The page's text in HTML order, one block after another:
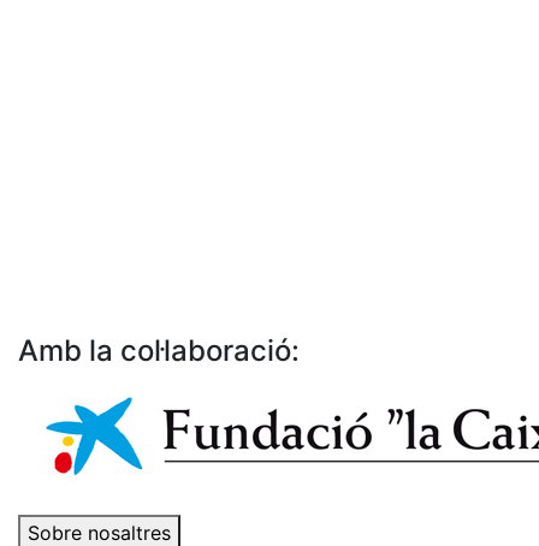
Amb la col·laboració:
Sobre nosaltres